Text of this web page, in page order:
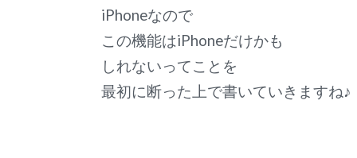
iPhoneなので
この機能はiPhoneだけかも
しれないってことを
最初に断った上で書いていきますね♪